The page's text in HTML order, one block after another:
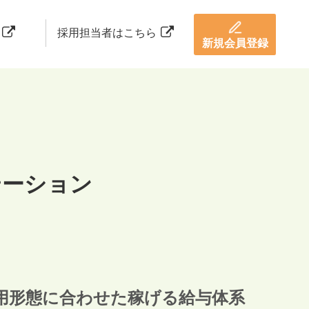
採用担当者はこちら
新規会員登録
ション
形態に合わせた稼げる給与体系